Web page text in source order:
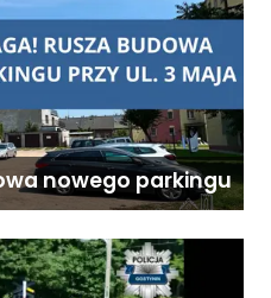
nowego parkingu